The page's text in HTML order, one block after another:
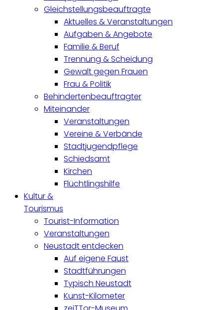
Gleichstellungsbeauftragte
Aktuelles & Veranstaltungen
Aufgaben & Angebote
Familie & Beruf
Trennung & Scheidung
Gewalt gegen Frauen
Frau & Politik
Behindertenbeauftragter
Miteinander
Veranstaltungen
Vereine & Verbände
Stadtjugendpflege
Schiedsamt
Kirchen
Flüchtlingshilfe
Kultur &
Tourismus
Tourist-Information
Veranstaltungen
Neustadt entdecken
Auf eigene Faust
Stadtführungen
Typisch Neustadt
Kunst-Kilometer